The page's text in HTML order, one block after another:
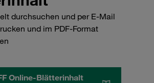
durchsuchen und per E-Mail
und im PDF-Format
Online-Blätterinhalt